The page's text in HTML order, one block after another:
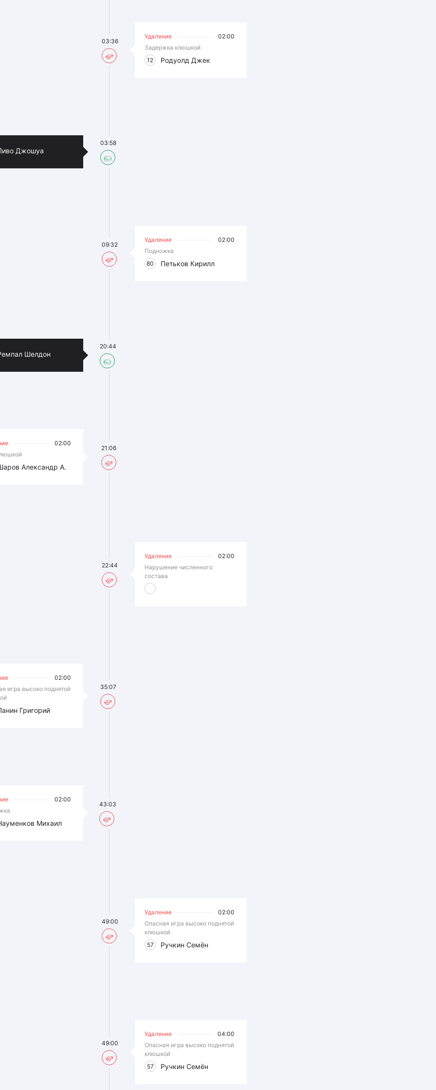
Удаление
02:00
Задержка клюшкой
12
Родуолд Джек
03:36
Джошуа
03:58
Удаление
02:00
Подножка
80
Петьков Кирилл
09:32
Шелдон
20:44
02:00
Александр А.
21:06
Удаление
02:00
Нарушение численного
состава
22:44
02:00
игра высоко поднятой
Григорий
35:07
02:00
Михаил
43:03
Удаление
02:00
Опасная игра высоко поднятой
клюшкой
57
Ручкин Семён
49:00
Удаление
04:00
Опасная игра высоко поднятой
клюшкой
57
Ручкин Семён
49:00